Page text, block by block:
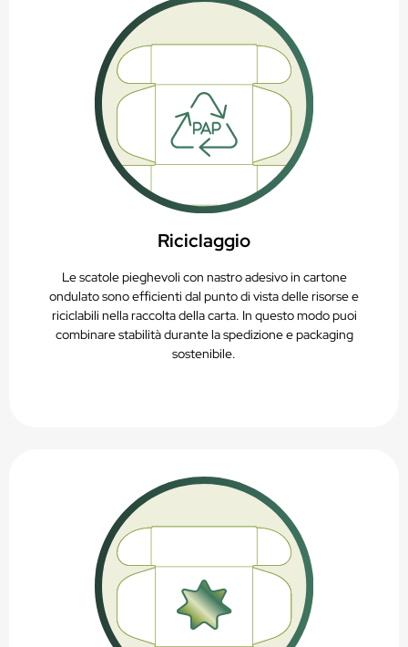
Riciclaggio
Le scatole pieghevoli con nastro adesivo in cartone
ondulato sono efficienti dal punto di vista delle risorse e
riciclabili nella raccolta della carta. In questo modo puoi
combinare stabilità durante la spedizione e packaging
sostenibile.